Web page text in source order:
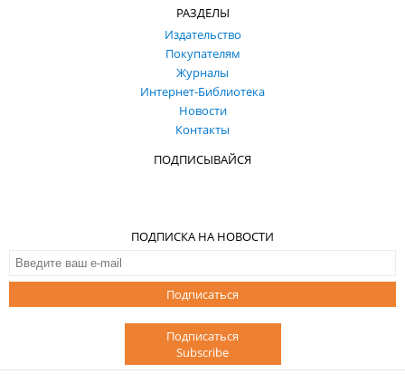
РАЗДЕЛЫ
Издательство
Покупателям
Журналы
Интернет-Библиотека
Новости
Контакты
ПОДПИСЫВАЙСЯ
ПОДПИСКА НА НОВОСТИ
Подписаться
Подписаться
Subscribe